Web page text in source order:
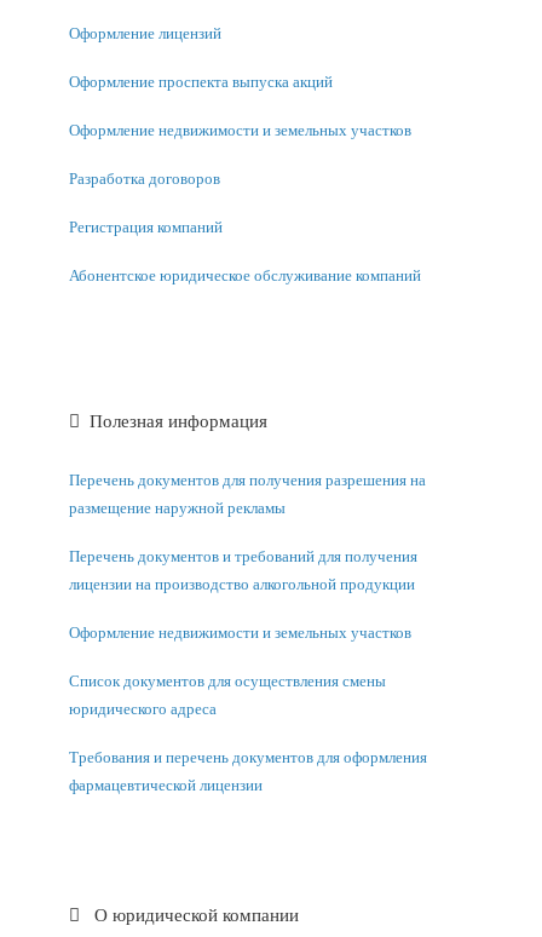
Оформление лицензий
Оформление проспекта выпуска акций
Оформление недвижимости и земельных участков
Разработка договоров
Регистрация компаний
Абонентское юридическое обслуживание компаний
Полезная информация
Перечень документов для получения разрешения на
размещение наружной рекламы
Перечень документов и требований для получения
лицензии на производство алкогольной продукции
Оформление недвижимости и земельных участков
Список документов для осуществления смены
юридического адреса
Требования и перечень документов для оформления
фармацевтической лицензии
О юридической компании